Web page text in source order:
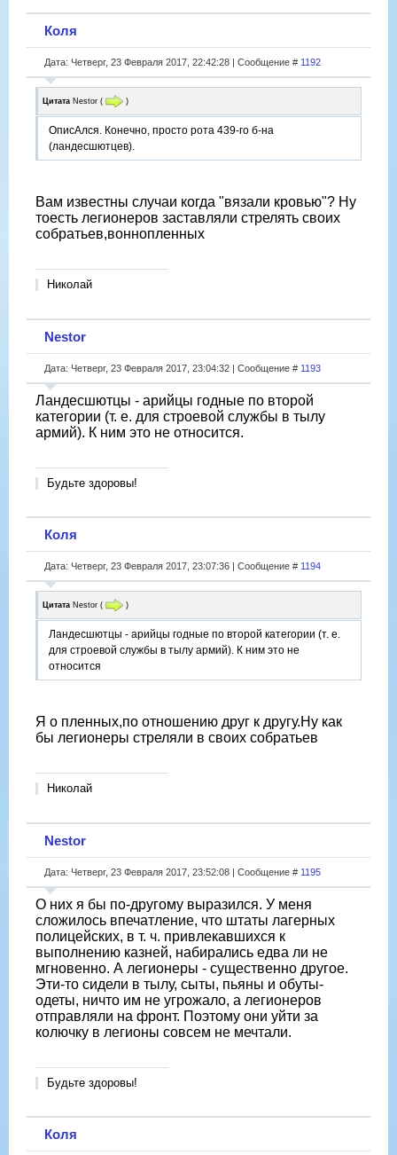
Коля
Дата: Четверг, 23 Февраля 2017, 22:42:28 | Сообщение # 1192
Цитата Nestor ( )
ОписАлся. Конечно, просто рота 439-го б-на
(ландесшютцев).
Вам известны случаи когда "вязали кровью"? Ну
тоесть легионеров заставляли стрелять своих
собратьев,воннопленных
Николай
Nestor
Дата: Четверг, 23 Февраля 2017, 23:04:32 | Сообщение # 1193
Ландесшютцы - арийцы годные по второй
категории (т. е. для строевой службы в тылу
армий). К ним это не относится.
Будьте здоровы!
Коля
Дата: Четверг, 23 Февраля 2017, 23:07:36 | Сообщение # 1194
Цитата Nestor ( )
Ландесшютцы - арийцы годные по второй категории (т. е.
для строевой службы в тылу армий). К ним это не
относится
Я о пленных,по отношению друг к другу.Ну как
бы легионеры стреляли в своих собратьев
Николай
Nestor
Дата: Четверг, 23 Февраля 2017, 23:52:08 | Сообщение # 1195
О них я бы по-другому выразился. У меня
сложилось впечатление, что штаты лагерных
полицейских, в т. ч. привлекавшихся к
выполнению казней, набирались едва ли не
мгновенно. А легионеры - существенно другое.
Эти-то сидели в тылу, сыты, пьяны и обуты-
одеты, ничто им не угрожало, а легионеров
отправляли на фронт. Поэтому они уйти за
колючку в легионы совсем не мечтали.
Будьте здоровы!
Коля